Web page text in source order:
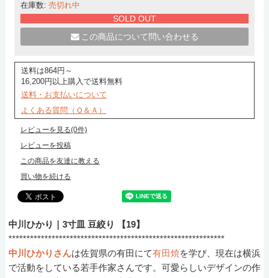
在庫数: 売切れ中
SOLD OUT
この商品について問い合わせる
送料は864円～
16,200円以上購入で送料無料
送料・お支払いについて
よくある質問（Ｑ＆Ａ）
レビューを見る(0件)
レビューを投稿
この商品を友達に教える
買い物を続ける
中川ひかり｜3寸皿 豆絞り 【19】
************************************************************
中川ひかりさんは佐賀県の有田にて有田焼を学び、現在は横浜
で活動をしている若手作家さんです。可愛らしいデザインの作